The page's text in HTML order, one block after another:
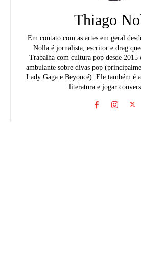
Thiago
Em contato com as artes em geral
Nolla é jornalista, escritor e drag
Trabalha com cultura pop desde 2015
ambulante sobre divas pop
Lady Gaga e Beyoncé). Ele também é
literatura e jogar